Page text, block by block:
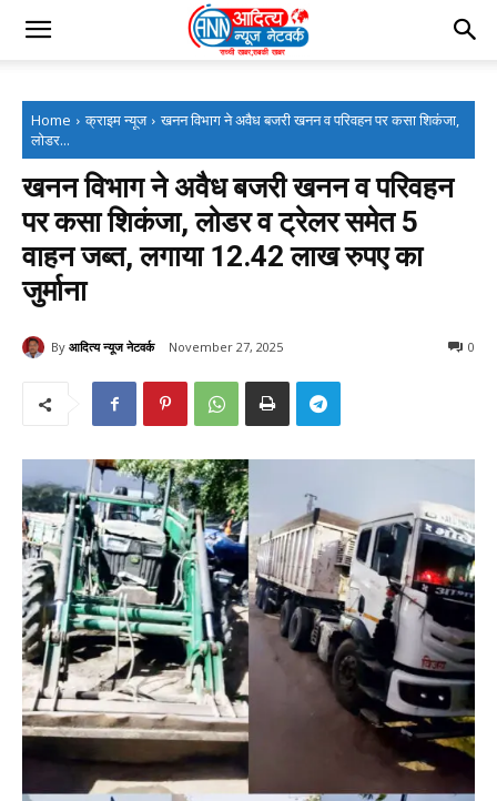
Home क्राइम न्यूज
खनन विभाग ने अवैध बजरी खनन व परिवहन पर कसा शिकंजा,
लोडर...
खनन विभाग ने अवैध बजरी खनन व परिवहन
पर कसा शिकंजा, लोडर व ट्रेलर समेत 5
वाहन जब्त, लगाया 12.42 लाख रुपए का
जुर्माना
By आदित्य न्यूज नेटवर्क November 27, 2025 0